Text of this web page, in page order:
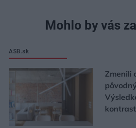
Mohlo by vás
ASB.sk
Zmenili